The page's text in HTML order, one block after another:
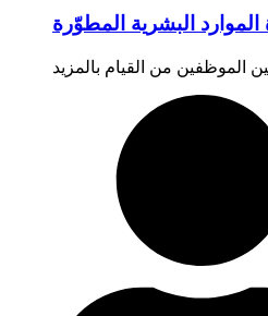
الموارد البشرية المطوّرة
الموظفين من القيام بالمزيد